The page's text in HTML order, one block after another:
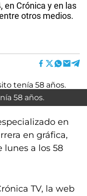
en Crónica y en las
otros medios.
58 años.
en
en gráfica,
lunes a los 58
TV, la web